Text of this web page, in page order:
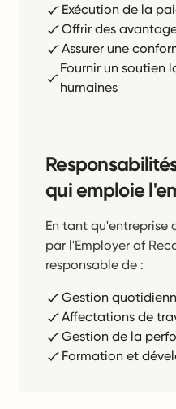
Exécution de la
Offrir des
Assurer une
Fournir un soutien
humaines
qui emploie
En tant qu'entreprise
par l'Employer of
responsable de :
Gestion
Affectations de
Gestion de la
Formation et